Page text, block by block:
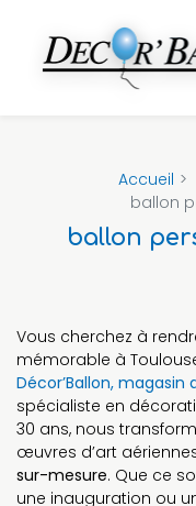
Accueil
ballon
ballon
Vous cherchez à
mémorable à
Décor’Ballon,
spécialiste en
30 ans, nous
œuvres d’art
sur-mesure. Que ce
une inauguration ou